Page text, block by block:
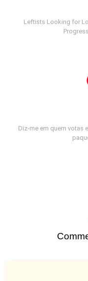
Leftists Looking for
Diz-me em quem votas